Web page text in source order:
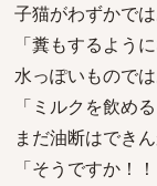
子猫がわずかで
「糞もするよう
水っぽいもので
「ミルクを飲め
まだ油断はできん
「そうですか！